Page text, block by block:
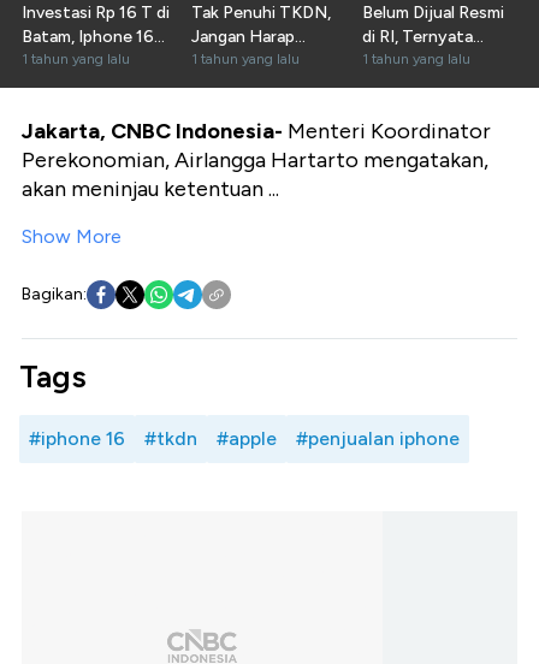
Investasi Rp 16 T di
Batam, Iphone 16
Masih Ditahan
1 tahun yang lalu
Tak Penuhi TKDN,
Jangan Harap
Iphone 16 Bisa
Masuk RI
1 tahun yang lalu
Belum Dijual Resmi
di RI, Ternyata
Alasannya!
1 tahun yang lalu
Jakarta, CNBC Indonesia- Menteri Koordinator
Perekonomian, Airlangga Hartarto mengatakan,
akan meninjau ketentuan ...
Show More
Bagikan:
Tags
#iphone 16 #tkdn #apple #penjualan iphone